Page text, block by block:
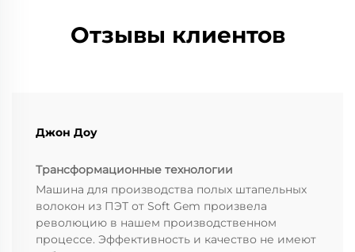
Китайской ассоциации текстильного
машиностроения.
Отзывы клиентов
Джон Доу
Трансформационные технологии
Машина для производства полых штапельных
волокон из ПЭТ от Soft Gem произвела
революцию в нашем производственном
процессе. Эффективность и качество не имеют